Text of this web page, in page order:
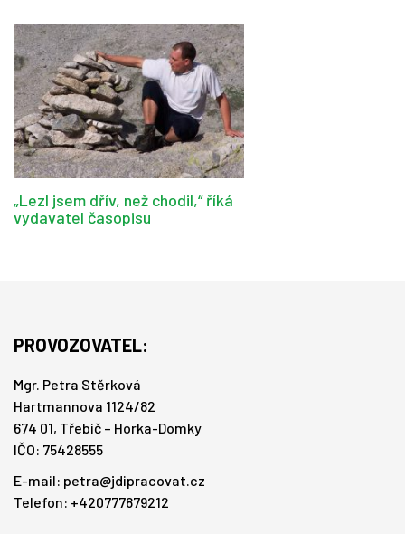
„Lezl jsem dřív, než chodil,“ říká
vydavatel časopisu
PROVOZOVATEL:
Mgr. Petra Stěrková
Hartmannova 1124/82
674 01, Třebíč – Horka-Domky
IČO: 75428555
E-mail: petra@jdipracovat.cz
Telefon: +420777879212